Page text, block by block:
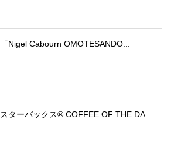
「Nigel Cabourn OMOTESANDO...
スターバックス® COFFEE OF THE DA...